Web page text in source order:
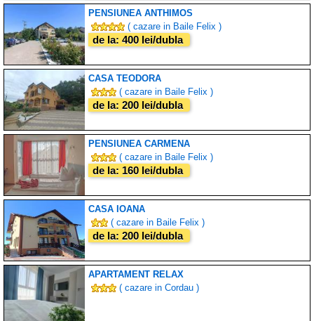
PENSIUNEA ANTHIMOS
( cazare in Baile Felix )
de la: 400 lei/dubla
CASA TEODORA
( cazare in Baile Felix )
de la: 200 lei/dubla
PENSIUNEA CARMENA
( cazare in Baile Felix )
de la: 160 lei/dubla
CASA IOANA
( cazare in Baile Felix )
de la: 200 lei/dubla
APARTAMENT RELAX
( cazare in Cordau )